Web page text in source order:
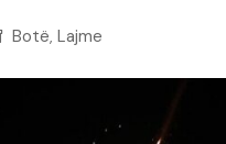
Botë, Lajme